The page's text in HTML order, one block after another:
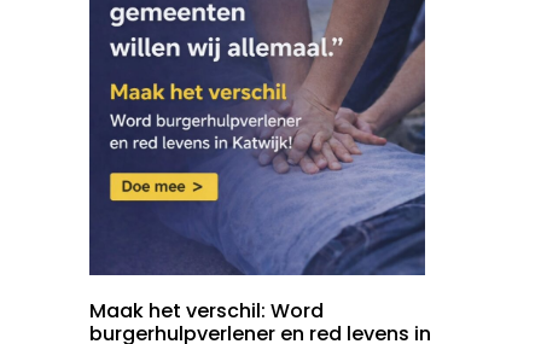
Maak het verschil: Word
burgerhulpverlener en red levens in